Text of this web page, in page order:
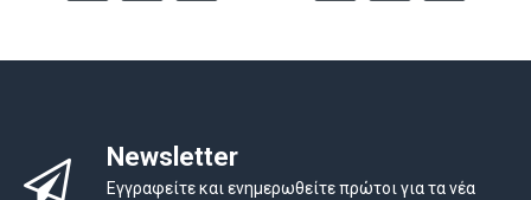
Newsletter
Εγγραφείτε και ενημερωθείτε πρώτοι για τα νέα